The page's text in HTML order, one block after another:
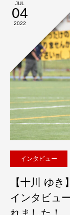
JUL
04
2022
インタビュー
【十川 ゆ
インタビュ